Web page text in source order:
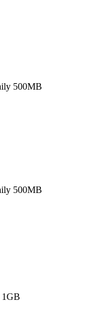
500MB
500MB
1GB